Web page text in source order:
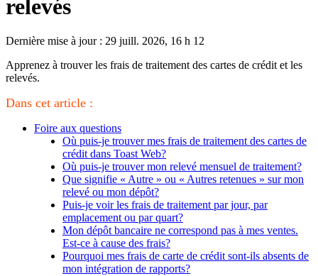
relevés
Dernière mise à jour : 29 juill. 2026, 16 h 12
Apprenez à trouver les frais de traitement des cartes de crédit et les
relevés.
Dans cet article :
Foire aux questions
Où puis-je trouver mes frais de traitement des cartes de
crédit dans Toast Web?
Où puis-je trouver mon relevé mensuel de traitement?
Que signifie « Autre » ou « Autres retenues » sur mon
relevé ou mon dépôt?
Puis-je voir les frais de traitement par jour, par
emplacement ou par quart?
Mon dépôt bancaire ne correspond pas à mes ventes.
Est-ce à cause des frais?
Pourquoi mes frais de carte de crédit sont-ils absents de
mon intégration de rapports?